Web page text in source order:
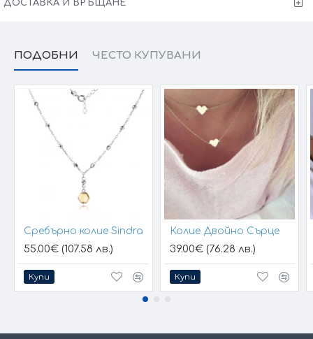
ДОСТАВКА И ВРЪЩАНЕ
ПОДОБНИ ЧЕСТО КУПУВАНИ
Сребърно колие Sindra
55.00€ (107.58 лв.)
Купи
Колие Двойно Сърце
39.00€ (76.28 лв.)
Купи